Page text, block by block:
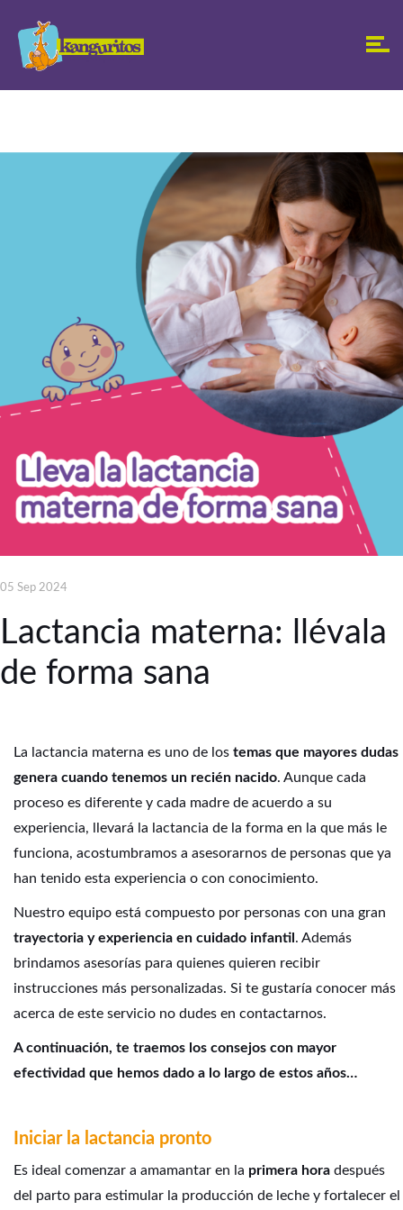
05 Sep 2024
Lactancia materna: llévala
de forma sana
La lactancia materna es uno de los temas que mayores dudas
genera cuando tenemos un recién nacido. Aunque cada
proceso es diferente y cada madre de acuerdo a su
experiencia, llevará la lactancia de la forma en la que más le
funciona, acostumbramos a asesorarnos de personas que ya
han tenido esta experiencia o con conocimiento.
Nuestro equipo está compuesto por personas con una gran
trayectoria y experiencia en cuidado infantil . Además
brindamos asesorías para quienes quieren recibir
instrucciones más personalizadas. Si te gustaría conocer más
acerca de este servicio no dudes en contactarnos.
A continuación, te traemos los consejos con mayor
efectividad que hemos dado a lo largo de estos años…
Iniciar la lactancia pronto
Es ideal comenzar a amamantar en la primera hora después
del parto para estimular la producción de leche y fortalecer el